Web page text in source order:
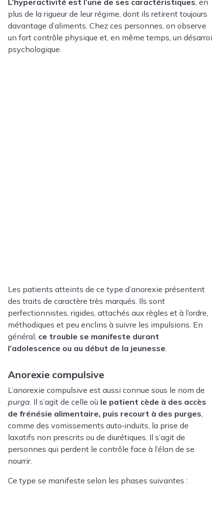
plus de la rigueur de leur régime, dont ils retirent toujours
davantage d’aliments. Chez ces personnes, on observe
un fort contrôle physique et, en même temps, un désarroi
psychologique.
Les patients atteints de ce type d’anorexie présentent
des traits de caractère très marqués. Ils sont
perfectionnistes, rigides, attachés aux règles et à l’ordre,
méthodiques et peu enclins à suivre les impulsions. En
général, ce trouble se manifeste durant
l’adolescence ou au début de la jeunesse
Anorexie compulsive
L’anorexie compulsive est aussi connue sous le nom de
purga . Il s’agit de celle où le patient cède à des accès
de frénésie alimentaire, puis recourt à des purges
comme des vomissements auto‑induits, la prise de
laxatifs non prescrits ou de diurétiques. Il s’agit de
personnes qui perdent le contrôle face à l’élan de se
nourrir.
Ce type se manifeste selon les phases suivantes :